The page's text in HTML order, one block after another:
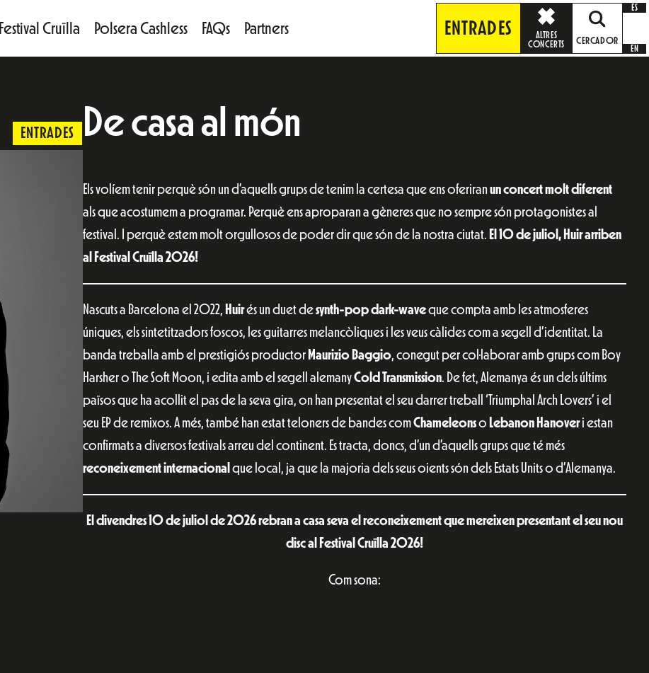
Festival Cruïlla Polsera Cashless FAQs Partners ENTRADES
ALTRES
CONCERTS
CERCADOR
ES
EN
ENTRADES De casa al món
Els volíem tenir perquè són un d’aquells grups de tenim la certesa que ens oferiranun concert molt diferent
als que acostumem a programar. Perquè ens aproparan a gèneres que no sempre són protagonistes al
festival. I perquè estem molt orgullosos de poder dir que són de la nostra ciutat. El 10 de juliol, Huir arriben
al Festival Cruïlla 2026!
Nascuts a Barcelona el 2022, Huirés un duet desynth-pop dark-waveque compta amb les atmosferes
úniques, els sintetitzadors foscos, les guitarres melancòliques i les veus càlides com a segell d’identitat. La
banda treballa amb el prestigiós productor Maurizio Baggio, conegut per col·laborar amb grups com Boy
Harsher o The Soft Moon, i edita amb el segell alemanyCold Transmission. De fet, Alemanya és un dels últims
països que ha acollit el pas de la seva gira, on han presentat el seu darrer treball ‘Triumphal Arch Lovers’ i el
seu EP de remixos. A més, també han estat teloners de bandes comChameleonso Lebanon Hanoveri estan
confirmats a diversos festivals arreu del continent. Es tracta, doncs, d’un d’aquells grups que té més
reconeixement internacional que local, ja que la majoria dels seus oients són dels Estats Units o d’Alemanya.
El divendres 10 de juliol de 2026 rebran a casa seva el reconeixement que mereixen presentant el seu nou
disc al Festival Cruïlla 2026!
Com sona: